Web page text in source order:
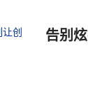
告别